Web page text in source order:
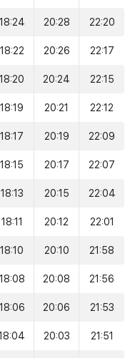
18:24 20:28 22:20
18:22 20:26 22:17
18:20 20:24 22:15
18:19 20:21 22:12
18:17 20:19 22:09
18:15 20:17 22:07
18:13 20:15 22:04
18:11 20:12 22:01
18:10 20:10 21:58
18:08 20:08 21:56
18:06 20:06 21:53
20:03 21:51